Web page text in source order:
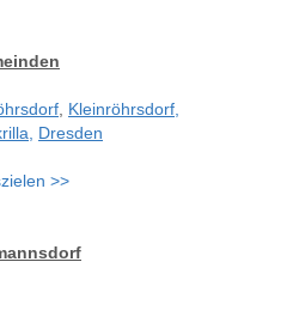
Kleinröhrsdorf
Dresden
>>